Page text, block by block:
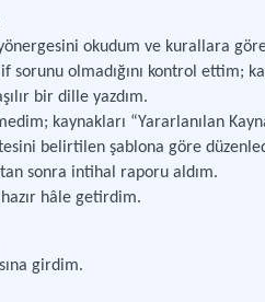
okudum ve kurallara
olmadığını kontrol ettim;
bir dille yazdım.
kaynakları “Yararlanılan
belirtilen şablona göre
sonra intihal raporu aldım.
hâle getirdim.
girdim.